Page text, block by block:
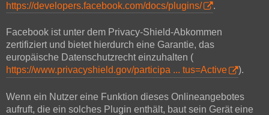
https://developers.facebook.com/docs/plugins/
.
Facebook ist unter dem Privacy-Shield-Abkommen
zertifiziert und bietet hierdurch eine Garantie, das
europäische Datenschutzrecht einzuhalten (
https://www.privacyshield.gov/participa ... tus=Active
).
Wenn ein Nutzer eine Funktion dieses Onlineangebotes
aufruft, die ein solches Plugin enthält, baut sein Gerät eine